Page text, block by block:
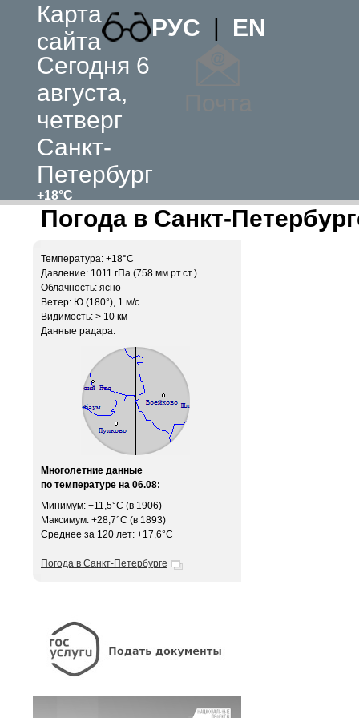
Карта
сайта
РУС | EN
Сегодня 6
августа,
четверг
Санкт-
Петербург
+18°C
Погода в Санкт-
Температура: +18°C
Давление: 1011 гПа (758 мм рт.ст.)
Облачность: ясно
Ветер: Ю (180°), 1 м/c
Видимость: > 10 км
Данные радара:
Многолетние данные
по температуре на 06.08:
Минимум: +11,5°C (в 1906)
Максимум: +28,7°C (в 1893)
Среднее за 120 лет: +17,6°C
Погода в Санкт-Петербурге